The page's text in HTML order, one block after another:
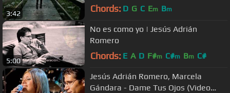
3:42 Chords: D G C Em Bm
5:00
No es como yo | Jesús Adrián
Romero
Chords: E A D F#m C#m Bm C#
Jesús Adrián Romero, Marcela
Gándara - Dame Tus Ojos (Video